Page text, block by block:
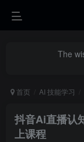
The
首页 AI 技能学习
抖音Ai直播认
上课程